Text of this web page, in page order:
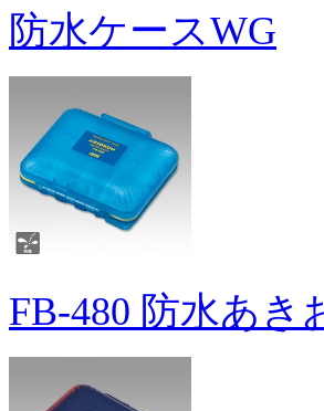
防水ケースWG
FB-480 防水あき